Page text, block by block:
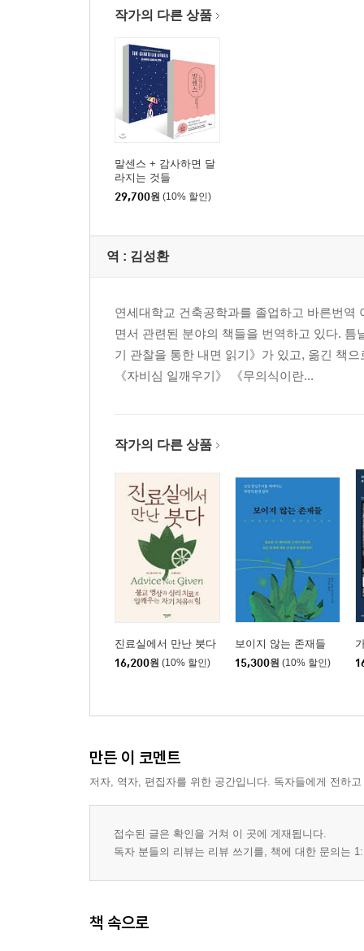
작가의 다른 상품
말센스 + 감사하면 달
라지는 것들
29,700원 (10% 할인)
역 : 김성환
연세대학교 건축공학과를 졸업하고 바른번
면서 관련된 분야의 책들을 번역하고 있다. 틈
기 관찰을 통한 내면 읽기》가 있고, 옮긴 책
《자비심 일깨우기》 《무의식이란...
작가의 다른 상품
진료실에서 만난 붓다
16,200원 (10% 할인)
보이지 않는 존재들
15,300원 (10% 할인)
만든 이 코멘트
저자, 역자, 편집자를 위한 공간입니다. 독자들에게 전하
접수된 글은 확인을 거쳐 이 곳에 게재됩니다.
독자 분들의 리뷰는 리뷰 쓰기를, 책에 대한 문의는
책 속으로